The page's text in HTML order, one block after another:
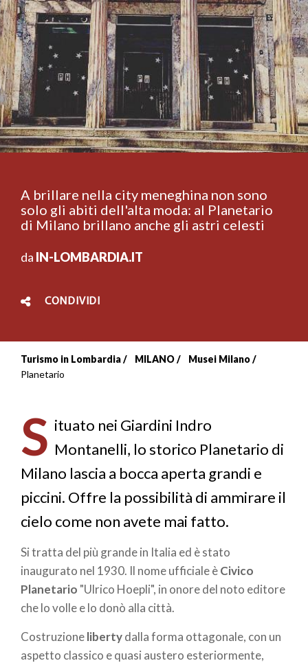
A brillare nella city meneghina non sono
solo gli abiti dell'alta moda: al Planetario
di Milano brillano anche gli astri celesti
da IN-LOMBARDIA.IT
CONDIVIDI
Briciole
pane
Turismo in Lombardia MILANO
Musei Milano
Planetario
S ituato nei Giardini Indro
Montanelli, lo storico Planetario di
Milano lascia a bocca aperta grandi e
piccini. Offre la possibilità di ammirare il
cielo come non avete mai fatto.
Si tratta del più grande in Italia ed è stato
inaugurato nel 1930. Il nome ufficiale èCivico
Planetario "Ulrico Hoepli", in onore del noto editore
che lo volle e lo donò alla città.
Costruzionelibertydalla forma ottagonale, con un
aspetto classico e quasi austero esteriormente,